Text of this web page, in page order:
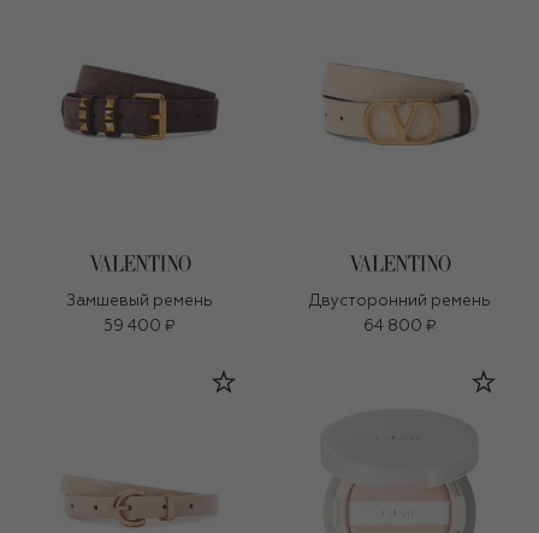
Замшевый ремень
59 400 ₽
Двусторонний ремень
64 800 ₽